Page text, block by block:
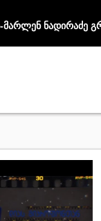
მარლენ ნადირაძე